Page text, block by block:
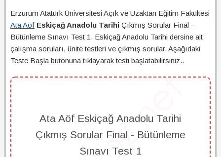
Erzurum Atatürk Üniversitesi Açık ve Uzaktan Eğitim Fakültesi
Ata Aöf Eskiçağ Anadolu Tarihi Çıkmış Sorular Final –
Bütünleme Sınavı Test 1. Eskiçağ Anadolu Tarihi dersine ait
çalışma soruları, ünite testleri ve çıkmış sorular. Aşağıdaki
Teste Başla butonuna tıklayarak testi başlatabilirsiniz..
Ata Aöf Eskiçağ Anadolu Tarihi
Çıkmış Sorular Final - Bütünleme
Sınavı Test 1